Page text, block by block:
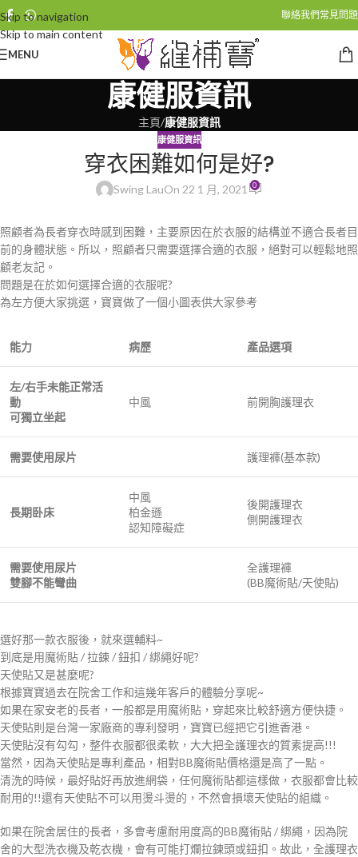
Skip to navigation
Skip to main content
聯絡我們常見問題
MENU
康健服資訊
主頁/康健服資訊
康健服資訊
穿衣困難如何是好?
Swing LauOn 22 1 月, 2021 0
照顧者為長者穿衣時感到困難，主要原因在於衣服的結構並不適合長者目
前的身體狀態。所以，照顧者只需要選擇合適的衣服，絕對可以輕鬆地照
顧老友記。
問題是在於如何選擇合適的衣服呢?
為左方便大家挑選，寶寶做了一個小圖表供大家參考
能力 病歷 產品選項
左/右手未能正常活
動
可獨立坐起
中風 前開胸護理衣
需要使用尿片 護理褲(基本款)
長期卧床
中風
柏金遜
認知障礙症
後開護理衣
側開護理衣
需要使用尿片
雙腳不能彎曲
全護理褲
(BB魔術貼/天使貼)
選好那一款衣服後，就來選輔料~
到底是用魔術貼 / 拉鍊 / 鈕扣 / 綁繩好呢?
天使貼又是甚麼呢?
根據寶寶過去在院舍工作和這幾年客戶的體驗分享呢~
如果在家安老的長者，一般都是用魔術貼，穿起來比較舒適方便快捷。
天使貼則是台灣一家廠商的專利發明，寶寶已經把它引進香港。
天使貼沒有勾勾，整件衣服都很柔軟，大大把全護理衣的質素提高!!!
當然，因為天使貼是專利產品，相對BB魔術貼價格還是高了一點。
清洗的時候，最好貼好再放進網袋，任何魔術貼都這樣做，衣服都會比較
耐用的!!還有天使貼不可以用燙斗燙的，不然會損壞天使貼的組織。
如果在院舍居住的長者，多會考慮耐用度高的BB魔術貼 / 綁繩，因為院
舍的大型洗衣機及乾衣機，會有可能打爛拉鍊頭或鈕扣。故此，全護理衣